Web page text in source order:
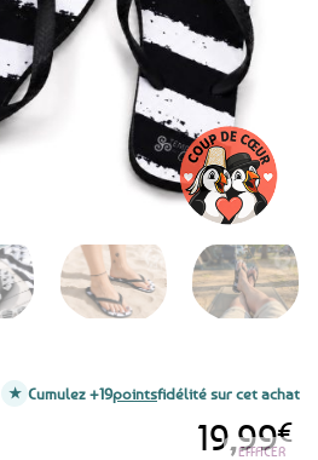
favoris
19,99€
EFFACER
Cumulez +19pointsfidélité sur cet achat